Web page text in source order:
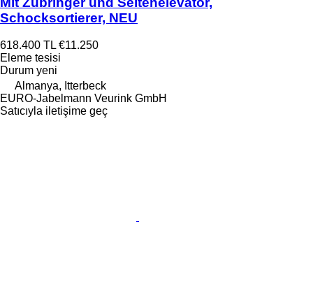
Schocksortierer, NEU
618.400 TL €11.250
Eleme tesisi
Durum yeni
Almanya, Itterbeck
EURO-Jabelmann Veurink GmbH
Satıcıyla iletişime geç